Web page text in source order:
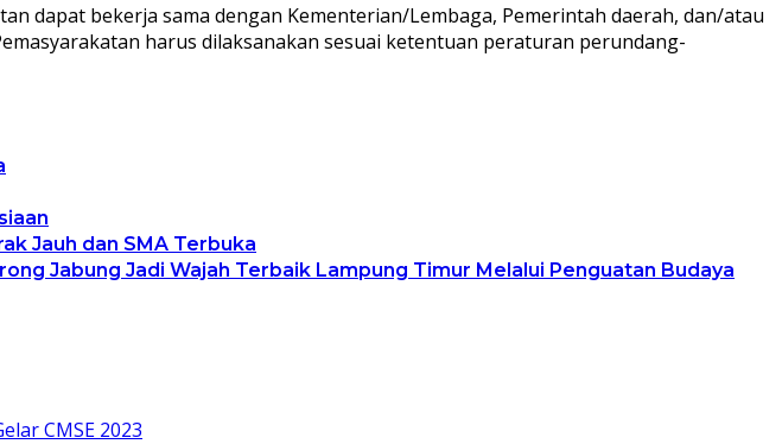
dapat bekerja sama dengan Kementerian/Lembaga, Pemerintah daerah, dan/atau
harus dilaksanakan sesuai ketentuan peraturan perundang-
Jauh dan SMA Terbuka
Jabung Jadi Wajah Terbaik Lampung Timur Melalui Penguatan Budaya
CMSE 2023